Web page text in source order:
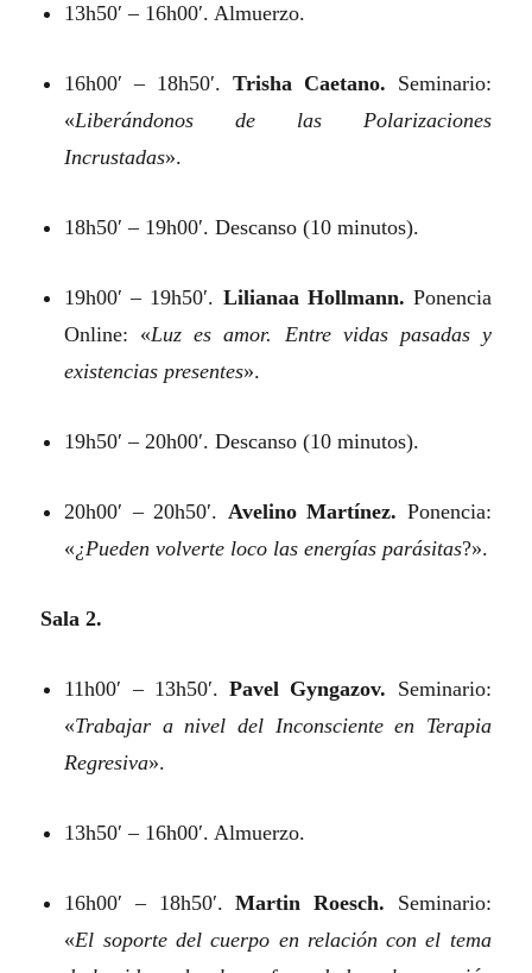
13h50′ – 16h00′. Almuerzo.
16h00′ – 18h50′. Trisha Caetano. Seminario:
«Liberándonos de las Polarizaciones
Incrustadas».
18h50′ – 19h00′. Descanso (10 minutos).
19h00′ – 19h50′. Lilianaa Hollmann. Ponencia
Online: «Luz es amor. Entre vidas pasadas y
existencias presentes».
19h50′ – 20h00′. Descanso (10 minutos).
20h00′ – 20h50′. Avelino Martínez. Ponencia:
«¿Pueden volverte loco las energías parásitas?».
Sala 2.
11h00′ – 13h50′.Pavel Gyngazov. Seminario:
«Trabajar a nivel del Inconsciente en Terapia
Regresiva».
13h50′ – 16h00′. Almuerzo.
16h00′ – 18h50′.Martin Roesch. Seminario:
«El soporte del cuerpo en relación con el tema